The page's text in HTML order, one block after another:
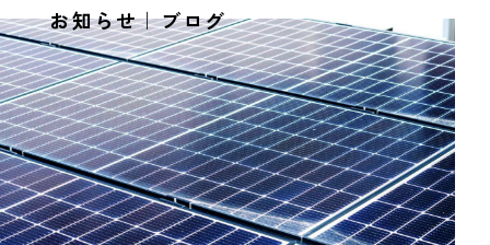
SERVICE
サービス案内
太陽光発電システム
蓄電池システム
オール電化
FOR
法人のお
our
SDGsへの
お知らせ｜ブログ